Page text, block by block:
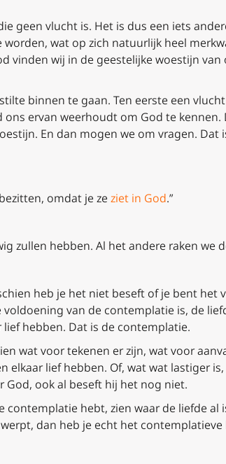
geen vlucht is. Het is dus een iets
wat op zich natuurlijk heel
vinden wij in de geestelijke woestijn
binnen te gaan. Ten eerste een
ervan weerhoudt om God te kennen.
En dan mogen we om vragen. Dat
omdat je ze ziet in God.”
zullen hebben. Al het andere raken we
heb je het niet beseft of je bent het
van de contemplatie is, de
hebben. Dat is de contemplatie.
wat voor tekenen er zijn, wat voor
elkaar lief hebben. Of, wat wat lastiger
ook al beseft hij het nog niet.
hebt, zien waar de liefde al
dan heb je echt het contemplatieve